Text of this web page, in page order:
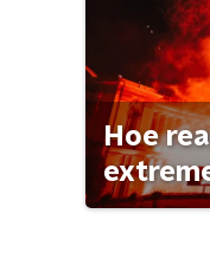
Hoe